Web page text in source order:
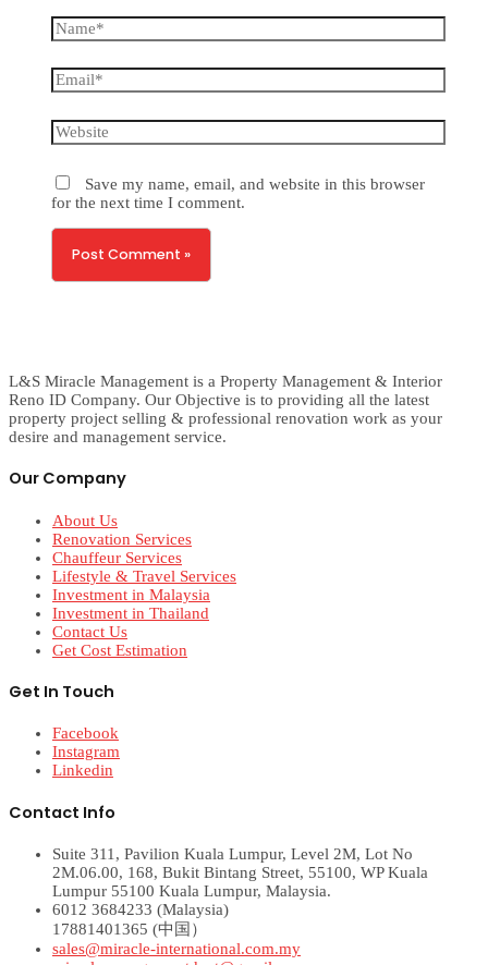
Name*
Email*
Website
Save my name, email, and website in this browser
for the next time I comment.
L&S Miracle Management is a Property Management & Interior
Reno ID Company. Our Objective is to providing all the latest
property project selling & professional renovation work as your
desire and management service.
Our Company
About Us
Renovation Services
Chauffeur Services
Lifestyle & Travel Services
Investment in Malaysia
Investment in Thailand
Contact Us
Get Cost Estimation
Get In Touch
Facebook
Instagram
Linkedin
Contact Info
Suite 311, Pavilion Kuala Lumpur, Level 2M, Lot No
2M.06.00, 168, Bukit Bintang Street, 55100, WP Kuala
Lumpur 55100 Kuala Lumpur, Malaysia.
6012 3684233 (Malaysia)
17881401365 (中国）
sales@miracle-international.com.my